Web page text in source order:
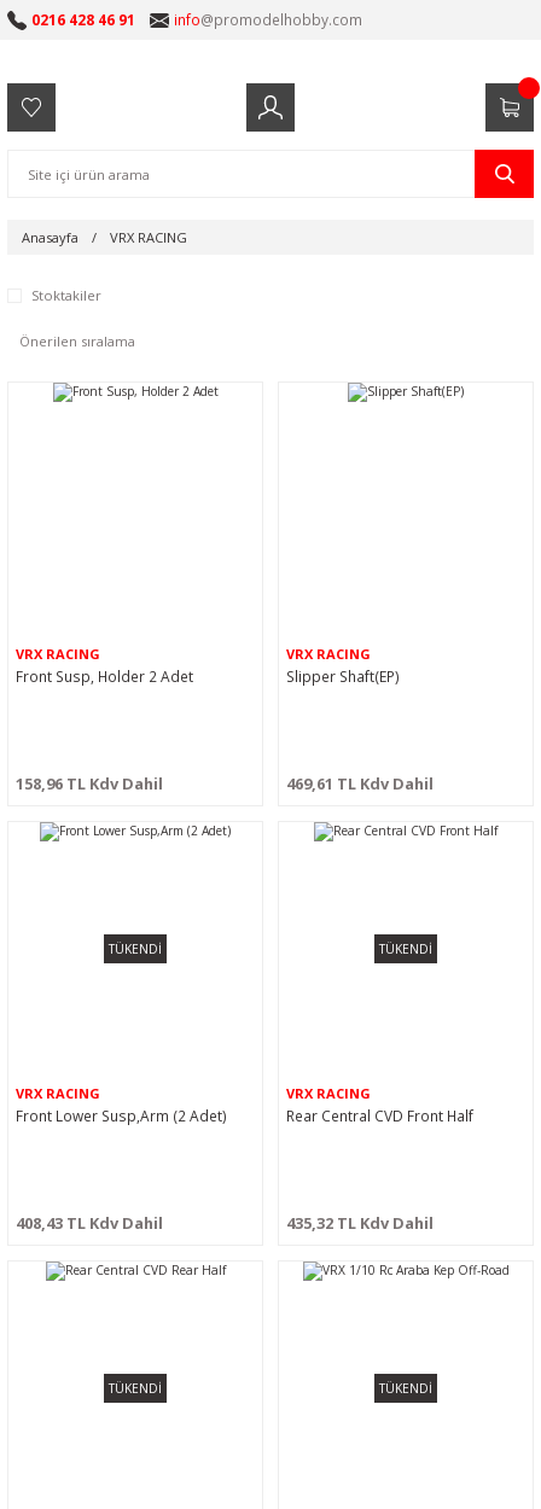
0216 428 46 91 info@promodelhobby.com
Anasayfa VRX RACING
Stoktakiler
VRX RACING
Front Susp, Holder 2 Adet
158,96 TL Kdv Dahil
VRX RACING
Slipper Shaft(EP)
469,61 TL Kdv Dahil
TÜKENDİ
VRX RACING
Front Lower Susp,Arm (2 Adet)
408,43 TL Kdv Dahil
TÜKENDİ
VRX RACING
Rear Central CVD Front Half
435,32 TL Kdv Dahil
TÜKENDİ TÜKENDİ